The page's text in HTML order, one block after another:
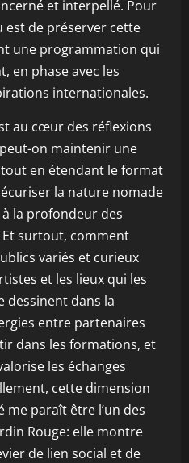
et interpellé. Pour
est de préserver cette
une programmation qui
en phase avec les
internationales.
au cœur des réflexions
on maintenir une
en étendant le format
la nature nomade
la profondeur des
Et surtout, comment
variés et curieux
et les lieux qui les
dessinent dans la
entre partenaires
dans les formations, et
les échanges
cette dimension
me paraît être l’un des
Rouge: elle montre
de lien social et de